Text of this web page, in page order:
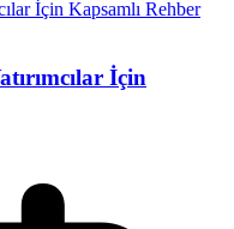
İçin